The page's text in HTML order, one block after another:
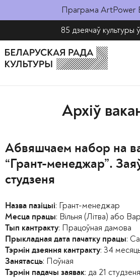
Праграма ArtPower
85 дзеячаў культуры
Архіў
Абвяшчаем набор на
“Грант-менеджар”.
студзеня
Назва пазіцыі: Грант-менеджар
Месца працы: Вільня (Літва) або
Тып кантракту: Працоўная дамова
Прыкладная дата пачатку працы:
Тэрмін дзеяння кантракту: 34
Занятасць: Поўная
Тэрмін падачы заявак: да 21